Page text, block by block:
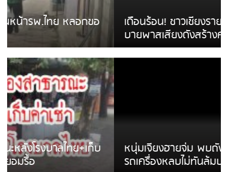
เดือนร้อน! ชาวเชียงรายบ่นรถ Isuzu สีขาวซิ่ง
บายพาสเสียงดังสร้างความรำคาญ
หนุ่มเจียงฮายจ่ม พบถังน้ำดื่มตกกลางถนน
รถเครื่องหลบไม่ทันล้มบาดเจ็บ